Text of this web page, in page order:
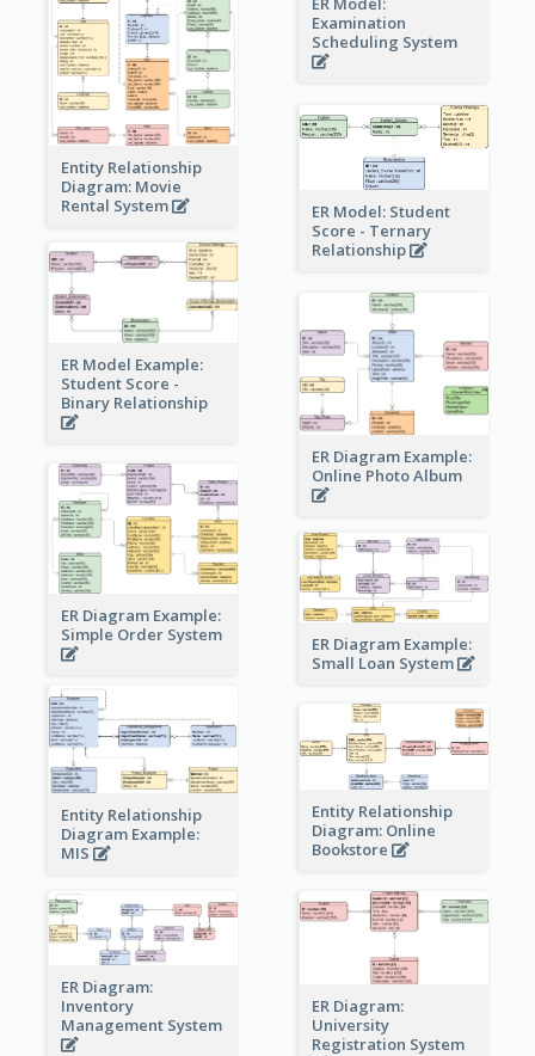
Examination
Scheduling System
Entity Relationship
Diagram: Movie
Rental System
ER Model: Student
Score - Ternary
Relationship
ER Model Example:
Student Score -
Binary Relationship
ER Diagram Example:
Online Photo Album
ER Diagram Example:
Simple Order System
ER Diagram Example:
Small Loan System
Entity Relationship
Diagram Example:
MIS
Entity Relationship
Diagram: Online
Bookstore
ER Diagram:
Inventory
Management System
ER Diagram:
University
Registration System